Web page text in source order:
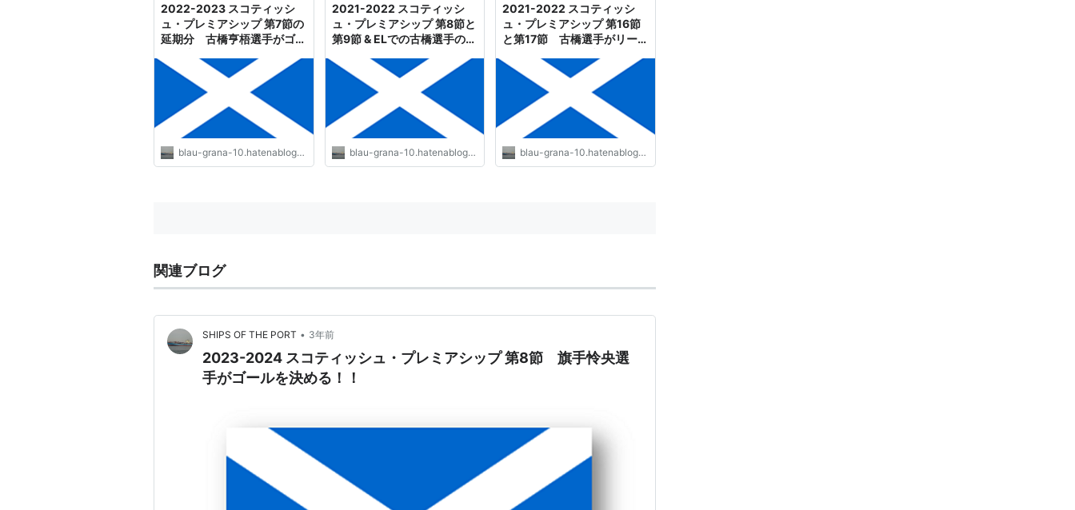
2022-2023 スコティッシ
ュ・プレミアシップ 第7節の
延期分 古橋亨梧選手がゴー
THE PORT
blau-grana-10.hatenablog.com
2021-2022 スコティッシ
ュ・プレミアシップ 第8節と
第9節 & ELでの古橋選手のゴ
PORT
blau-grana-10.hatenablog.com
2021-2022 スコティッシ
ュ・プレミアシップ 第16節
と第17節 古橋選手がリー
SHIPS OF THE PORT
blau-grana-10.hatenablog.com
関連ブログ
SHIPS OF THE PORT • 3年前
2023-2024 スコティッシュ・プレミアシップ 第8節 旗手怜央選
手がゴールを決める！！